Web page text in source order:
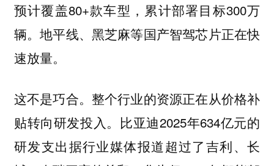
预计覆盖80+款车型，累计部署目标300万
辆。地平线、黑芝麻等国产智驾芯片正在快
速放量。
这不是巧合。整个行业的资源正在从价格补
贴转向研发投入。比亚迪2025年634亿元的
研发支出据行业媒体报道超过了吉利、长